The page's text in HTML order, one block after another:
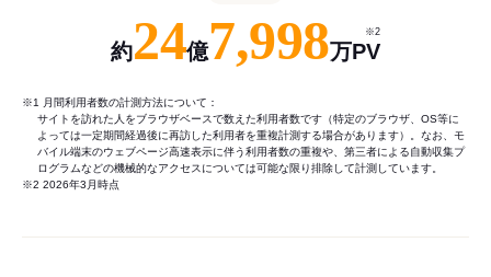
約24億7,998万PV
※2
※1 月間利用者数の計測方法について：
サイトを訪れた人をブラウザベースで数えた利用者数です（特定のブラウザ、OS等に
よっては一定期間経過後に再訪した利用者を重複計測する場合があります）。なお、モ
バイル端末のウェブページ高速表示に伴う利用者数の重複や、第三者による自動収集プ
ログラムなどの機械的なアクセスについては可能な限り排除して計測しています。
※2 2026年3月時点